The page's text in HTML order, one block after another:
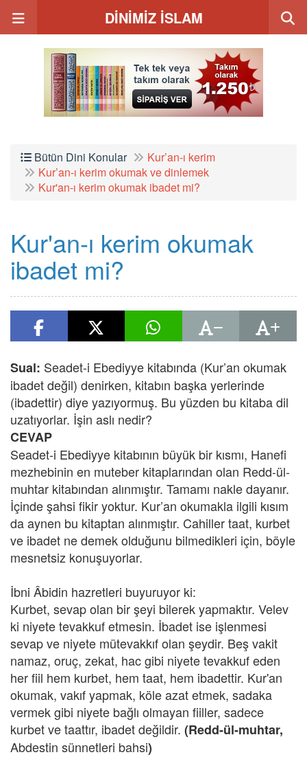
DİNİMİZ İSLAM
Bütün Dini Konular
Kur’an-ı kerim
Kur’an-ı kerim okumak ve dinlemek
Kur'an-ı kerim okumak ibadet mi?
Kur'an-ı kerim okumak
ibadet mi?
Sual: Seadet-i Ebediyye kitabında (Kur’an okumak
ibadet değil) denirken, kitabın başka yerlerinde
(ibadettir) diye yazıyormuş. Bu yüzden bu kitaba dil
uzatıyorlar. İşin aslı nedir?
CEVAP
Seadet-i Ebediyye kitabının büyük bir kısmı, Hanefi
mezhebinin en muteber kitaplarından olan Redd-ül-
muhtar kitabından alınmıştır. Tamamı nakle dayanır.
İçinde şahsi fikir yoktur. Kur’an okumakla ilgili kısım
da aynen bu kitaptan alınmıştır. Cahiller taat, kurbet
ve ibadet ne demek olduğunu bilmedikleri için, böyle
mesnetsiz konuşuyorlar.
İbni Âbidin hazretleri buyuruyor ki:
Kurbet, sevap olan bir şeyi bilerek yapmaktır. Velev
ki niyete tevakkuf etmesin. İbadet ise işlenmesi
sevap ve niyete mütevakkıf olan şeydir. Beş vakit
namaz, oruç, zekat, hac gibi niyete tevakkuf eden
her fiil hem kurbet, hem taat, hem ibadettir. Kur'an
okumak, vakıf yapmak, köle azat etmek, sadaka
vermek gibi niyete bağlı olmayan fiiller, sadece
kurbet ve taattır, ibadet değildir. (Redd-ül-muhtar,
Abdestin sünnetleri bahsi)